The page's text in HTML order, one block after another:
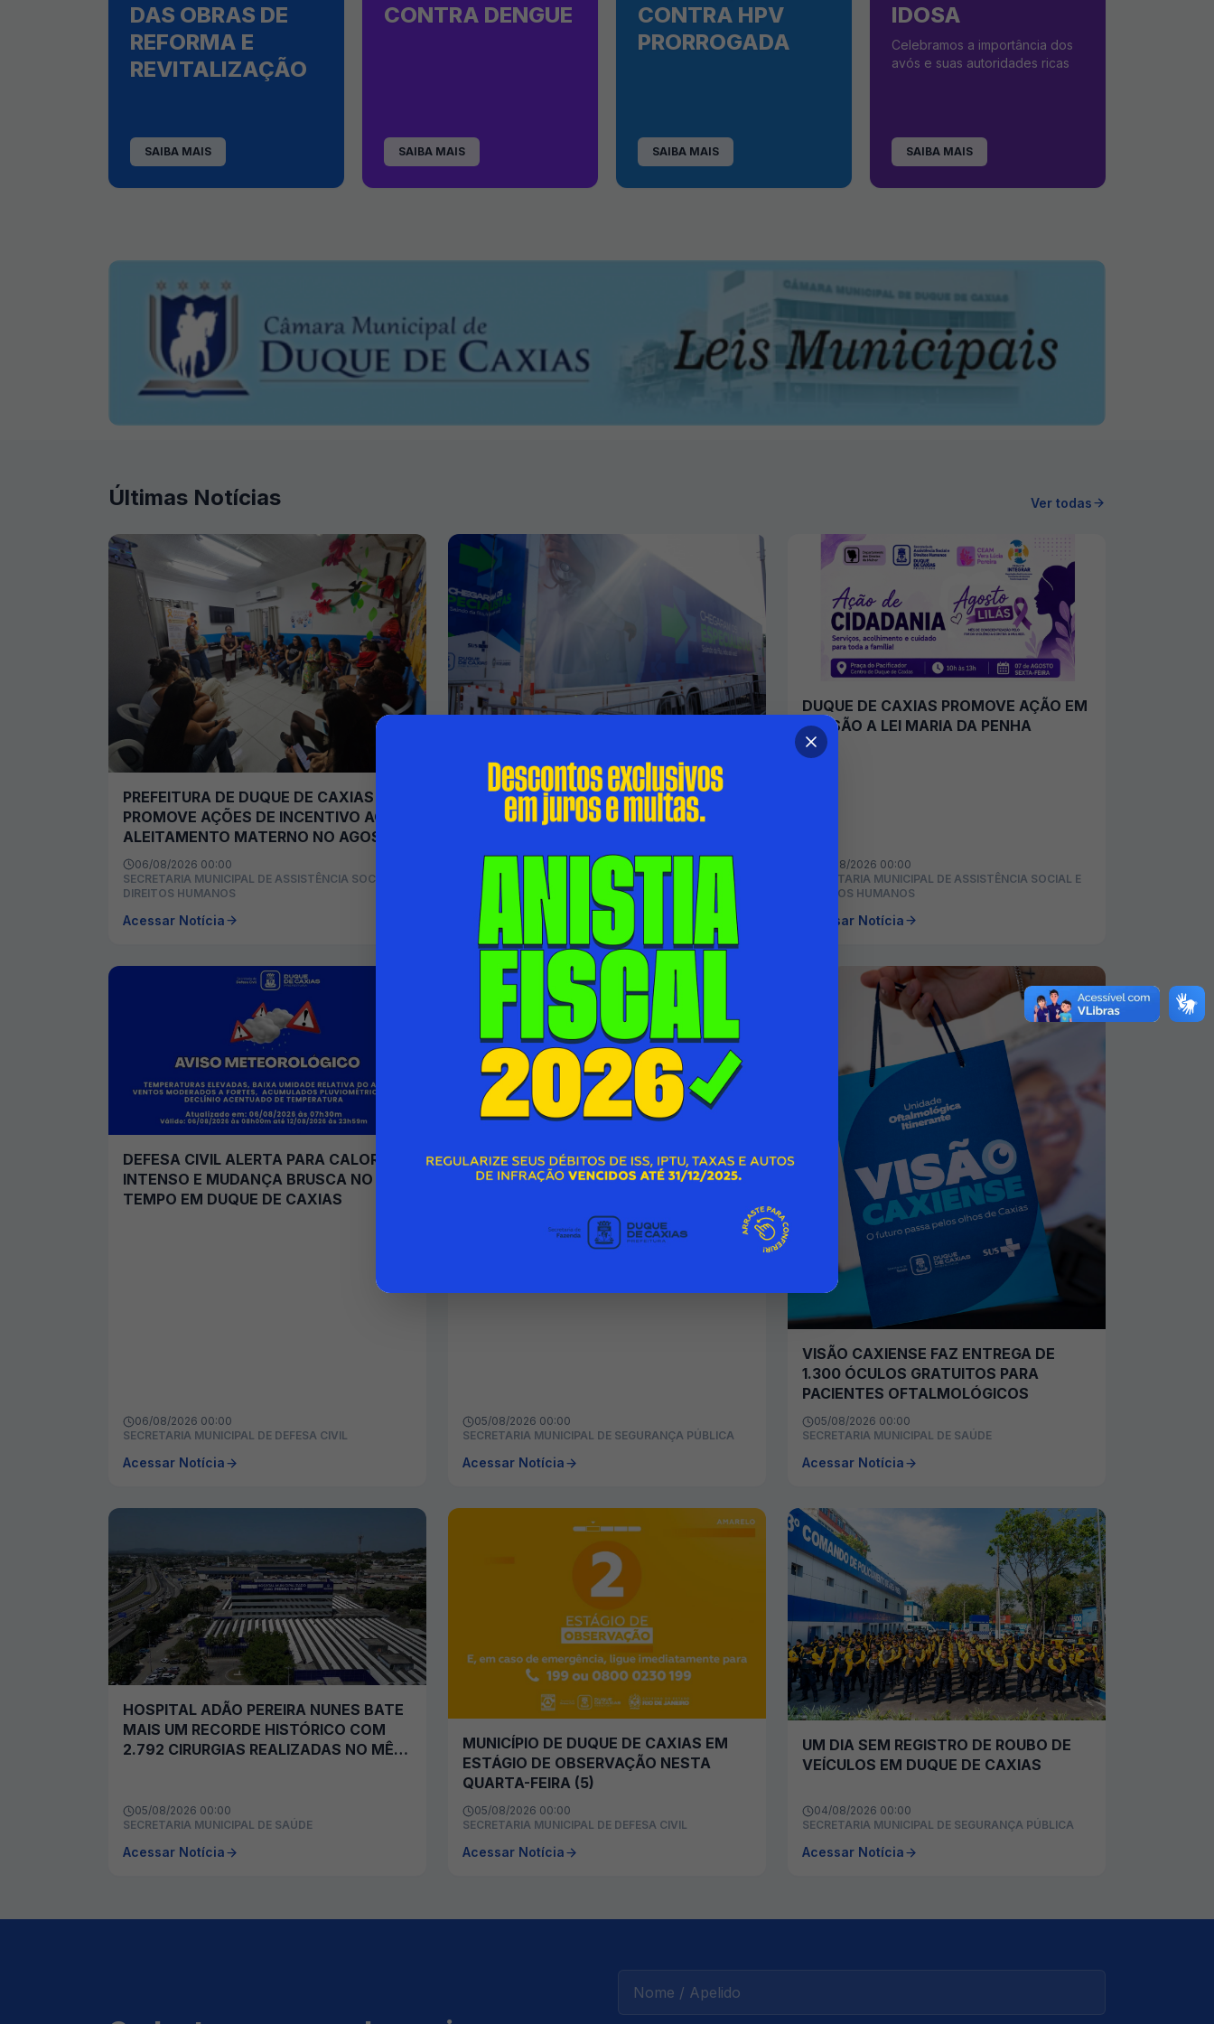
DAS OBRAS DE
REFORMA E
REVITALIZAÇÃO
SAIBA MAIS
CONTRA DENGUE
SAIBA MAIS
CONTRA HPV
PRORROGADA
SAIBA MAIS
IDOSA
Celebramos a importância dos
avós e suas autoridades ricas
SAIBA MAIS
Últimas Notícias Ver todas
PREFEITURA DE DUQUE DE CAXIAS
PROMOVE AÇÕES DE INCENTIVO AO
ALEITAMENTO MATERNO NO AGOSTO
DOURADO
06/08/2026 00:00
SECRETARIA MUNICIPAL DE ASSISTÊNCIA SOCIAL E
DIREITOS HUMANOS
Acessar Notícia
SÃO BENTO, NO SEGUNDO DISTRITO,
RECEBE OS SERVIÇOS DA CARRETA
DOS ESPECIALISTAS E DO GOVERNO
NOS BAIRROS
06/08/2026 00:00
SECRETARIA MUNICIPAL DE SAÚDE
Acessar Notícia
DUQUE DE CAXIAS PROMOVE AÇÃO EM
ALUSÃO A LEI MARIA DA PENHA
06/08/2026 00:00
SECRETARIA MUNICIPAL DE ASSISTÊNCIA SOCIAL E
DIREITOS HUMANOS
Acessar Notícia
DEFESA CIVIL ALERTA PARA CALOR
INTENSO E MUDANÇA BRUSCA NO
TEMPO EM DUQUE DE CAXIAS
06/08/2026 00:00
SECRETARIA MUNICIPAL DE DEFESA CIVIL
Acessar Notícia
DIAS SEM ROUBO DE CARGAS NO
INÍCIO DE AGOSTO
05/08/2026 00:00
SECRETARIA MUNICIPAL DE SEGURANÇA PÚBLICA
Acessar Notícia
VISÃO CAXIENSE FAZ ENTREGA DE
1.300 ÓCULOS GRATUITOS PARA
PACIENTES OFTALMOLÓGICOS
05/08/2026 00:00
SECRETARIA MUNICIPAL DE SAÚDE
Acessar Notícia
HOSPITAL ADÃO PEREIRA NUNES BATE
MAIS UM RECORDE HISTÓRICO COM
2.792 CIRURGIAS REALIZADAS NO MÊS
05/08/2026 00:00
SECRETARIA MUNICIPAL DE SAÚDE
Acessar Notícia
MUNICÍPIO DE DUQUE DE CAXIAS EM
ESTÁGIO DE OBSERVAÇÃO NESTA
QUARTA-FEIRA (5)
05/08/2026 00:00
SECRETARIA MUNICIPAL DE DEFESA CIVIL
Acessar Notícia
UM DIA SEM REGISTRO DE ROUBO DE
VEÍCULOS EM DUQUE DE CAXIAS
04/08/2026 00:00
SECRETARIA MUNICIPAL DE SEGURANÇA PÚBLICA
Acessar Notícia